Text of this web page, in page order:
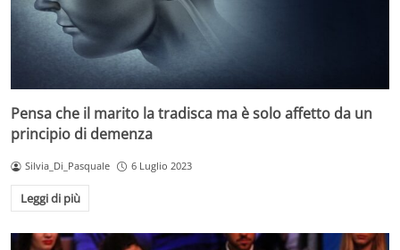
Pensa che il marito la tradisca ma è solo affetto da un
principio di demenza
Silvia_Di_Pasquale 6 Luglio 2023
Leggi di più